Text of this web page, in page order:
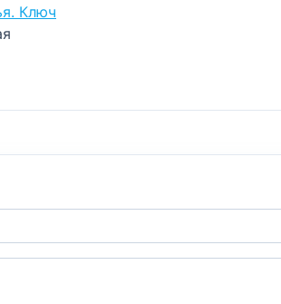
Ключ